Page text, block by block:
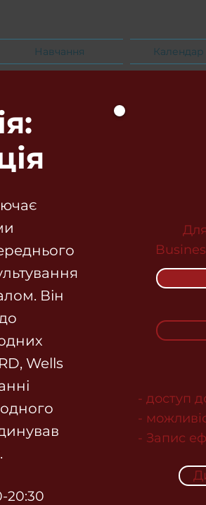
Навчання Календар
Він
Wells
20:30
- доступ
-
- Запис